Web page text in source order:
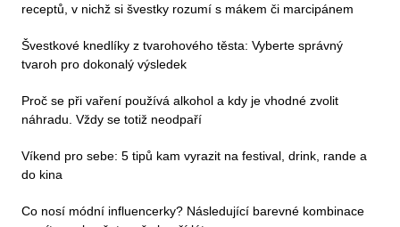
receptů, v nichž si švestky rozumí s mákem či marcipánem
Švestkové knedlíky z tvarohového těsta: Vyberte správný
tvaroh pro dokonalý výsledek
Proč se při vaření používá alkohol a kdy je vhodné zvolit
náhradu. Vždy se totiž neodpaří
Víkend pro sebe: 5 tipů kam vyrazit na festival, drink, rande a
do kina
Co nosí módní influencerky? Následující barevné kombinace